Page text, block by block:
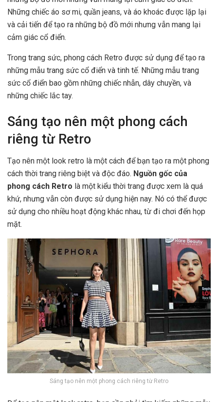
Những chiếc áo sơ mi, quần jeans, và áo khoác được lặp lại
và cải tiến để tạo ra những bộ đồ mới nhưng vẫn mang lại
cảm giác cổ điển.
Trong trang sức, phong cách Retro được sử dụng để tạo ra
những mẫu trang sức cổ điển và tinh tế. Những mẫu trang
sức cổ điển bao gồm những chiếc nhẫn, dây chuyền, và
những chiếc lắc tay.
Sáng tạo nên một phong cách
riêng từ Retro
Tạo nên một look retro là một cách để bạn tạo ra một phong
cách thời trang riêng biệt và độc đáo. Nguồn gốc của
phong cách Retro là một kiểu thời trang được xem là quá
khứ, nhưng vẫn còn được sử dụng hiện nay. Nó có thể được
sử dụng cho nhiều hoạt động khác nhau, từ đi chơi đến họp
mặt.
Sáng tạo nên một phong cách riêng từ Retro